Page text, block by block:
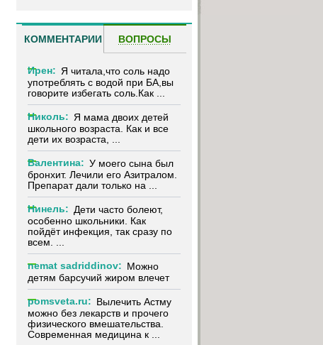
КОММЕНТАРИИ ВОПРОСЫ
Ирен: Я читала,что соль надо
употреблять с водой при БА,вы
говорите избегать соль.Как ...
Николь: Я мама двоих детей
школьного возраста. Как и все
дети их возраста, ...
Валентина: У моего сына был
бронхит. Лечили его Азитралом.
Препарат дали только на ...
Нинель: Дети часто болеют,
особенно школьники. Как
пойдёт инфекция, так сразу по
всем. ...
nemat sadriddinov: Можно
детям барсучий жиром влечет
pomsveta.ru: Вылечить Астму
можно без лекарств и прочего
физического вмешательства.
Современная медицина к ...